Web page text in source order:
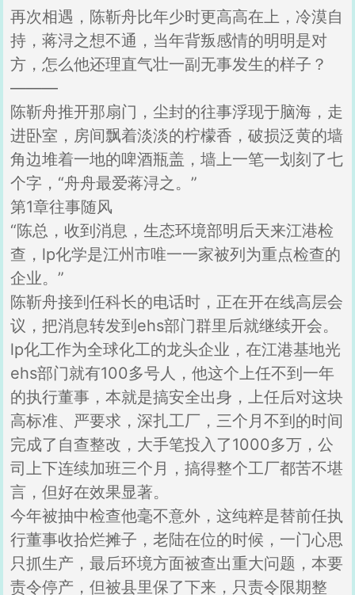
再次相遇，陈靳舟比年少时更高高在上，冷漠自
持，蒋浔之想不通，当年背叛感情的明明是对
方，怎么他还理直气壮一副无事发生的样子？
———
陈靳舟推开那扇门，尘封的往事浮现于脑海，走
进卧室，房间飘着淡淡的柠檬香，破损泛黄的墙
角边堆着一地的啤酒瓶盖，墙上一笔一划刻了七
个字，“舟舟最爱蒋浔之。”
第1章往事随风
“陈总，收到消息，生态环境部明后天来江港检
查，lp化学是江州市唯一一家被列为重点检查的
企业。”
陈靳舟接到任科长的电话时，正在开在线高层会
议，把消息转发到ehs部门群里后就继续开会。
lp化工作为全球化工的龙头企业，在江港基地光
ehs部门就有100多号人，他这个上任不到一年
的执行董事，本就是搞安全出身，上任后对这块
高标准、严要求，深扎工厂，三个月不到的时间
完成了自查整改，大手笔投入了1000多万，公
司上下连续加班三个月，搞得整个工厂都苦不堪
言，但好在效果显著。
今年被抽中检查他毫不意外，这纯粹是替前任执
行董事收拾烂摊子，老陆在位的时候，一门心思
只抓生产，最后环境方面被查出重大问题，本要
责令停产，但被县里保了下来，只责令限期整